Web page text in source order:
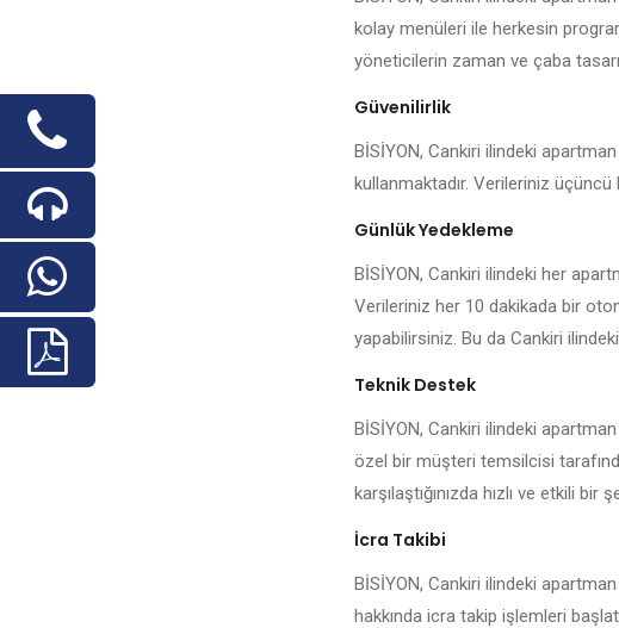
kolay menüleri ile herkesin
yöneticilerin zaman ve çaba
Güvenilirlik
BİSİYON, Cankiri ilindeki
kullanmaktadır. Verileriniz
Günlük Yedekleme
BİSİYON, Cankiri ilindeki her
Verileriniz her 10 dakikada bir
yapabilirsiniz. Bu da Cankiri
Teknik Destek
BİSİYON, Cankiri ilindeki
özel bir müşteri temsilcisi
karşılaştığınızda hızlı ve etkili
İcra Takibi
BİSİYON, Cankiri ilindeki
hakkında icra takip işlemleri